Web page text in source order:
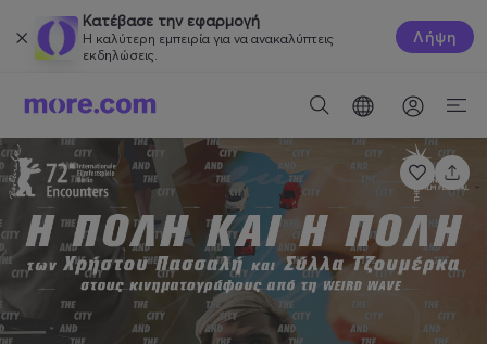
Κατέβασε την εφαρμογή
Η καλύτερη εμπειρία για να ανακαλύπτεις
εκδηλώσεις.
Λήψη